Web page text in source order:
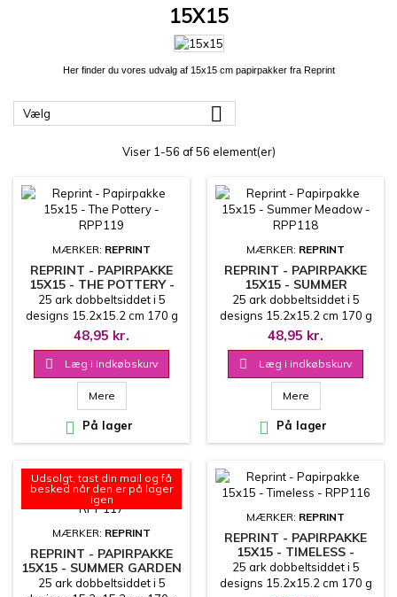
15X15
Her finder du vores udvalg af 15x15 cm papirpakker fra Reprint
Vælg 
Viser 1-56 af 56 element(er)
MÆRKER: REPRINT
REPRINT - PAPIRPAKKE
15X15 - THE POTTERY -
RPP119
25 ark dobbeltsiddet i 5
designs 15.2x15.2 cm 170 g
48,95 kr.
 Læg i indkøbskurv
Mere
 På lager
MÆRKER: REPRINT
REPRINT - PAPIRPAKKE
15X15 - SUMMER
MEADOW - RPP118
25 ark dobbeltsiddet i 5
designs 15.2x15.2 cm 170 g
48,95 kr.
 Læg i indkøbskurv
Mere
 På lager
Udsolgt, tast din mail og få
besked når den er på lager
igen
MÆRKER: REPRINT
REPRINT - PAPIRPAKKE
15X15 - SUMMER GARDEN
- RPP117
25 ark dobbeltsiddet i 5
MÆRKER: REPRINT
REPRINT - PAPIRPAKKE
15X15 - TIMELESS -
RPP116
25 ark dobbeltsiddet i 5
designs 15.2x15.2 cm 170 g